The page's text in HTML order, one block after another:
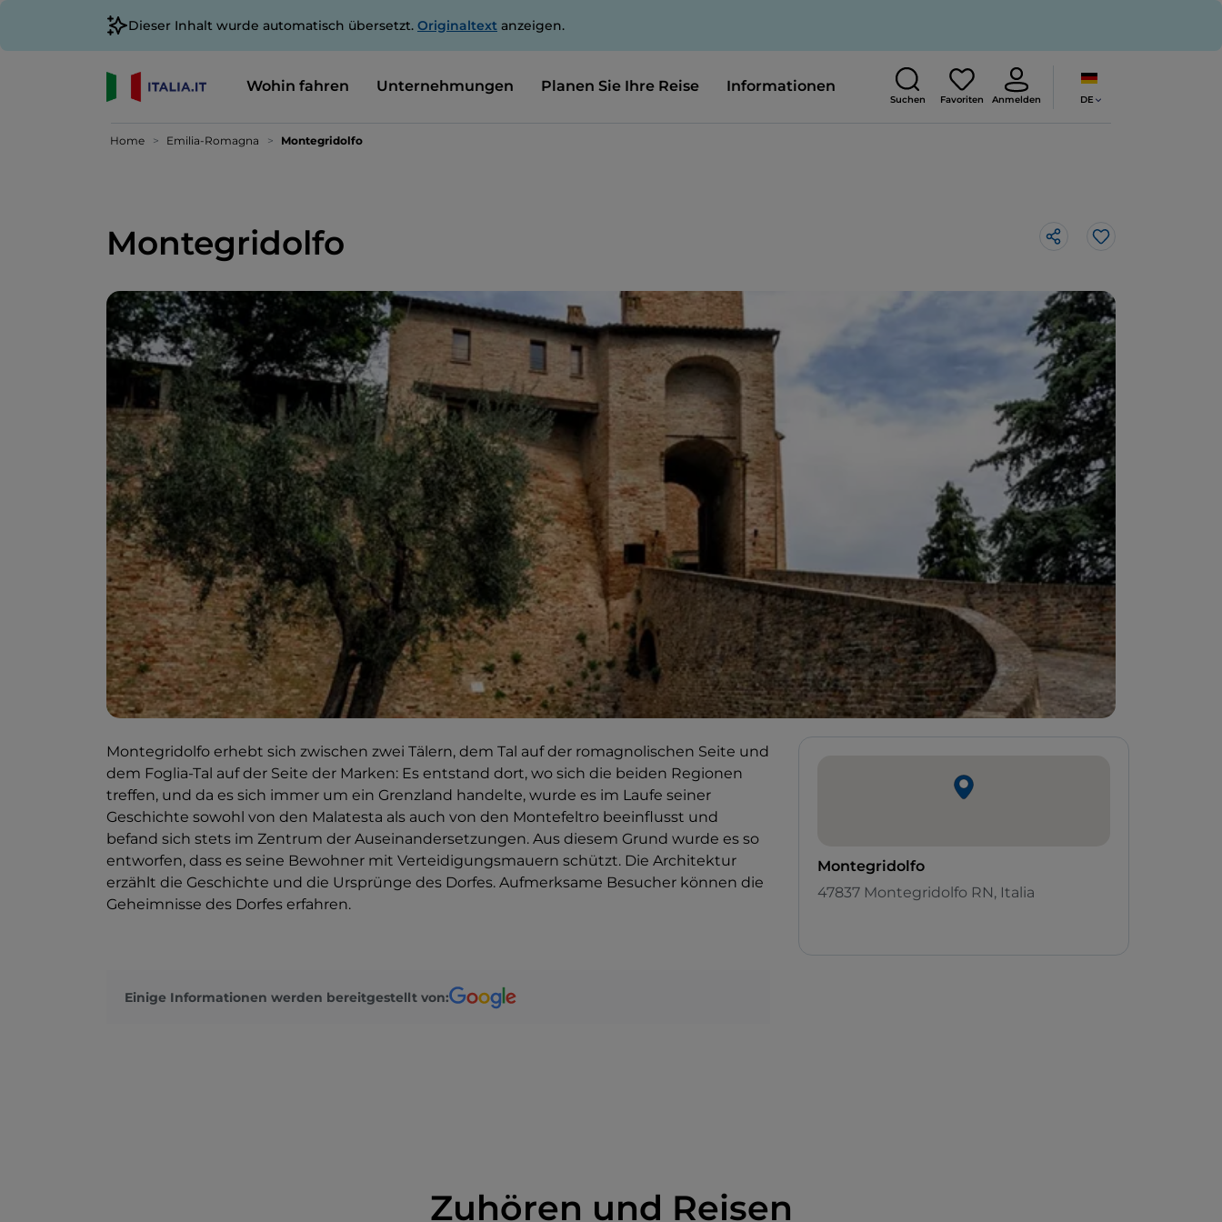
Dieser Inhalt wurde automatisch übersetzt. Originaltext anzeigen.
Wohin fahren Unternehmungen Planen Sie Ihre Reise Informationen
Suchen Favoriten Anmelden DE
Home Emilia-Romagna Montegridolfo
Montegridolfo Like
Montegridolfo erhebt sich zwischen zwei Tälern, dem Tal auf der romagnolischen Seite und
dem Foglia-Tal auf der Seite der Marken: Es entstand dort, wo sich die beiden Regionen
treffen, und da es sich immer um ein Grenzland handelte, wurde es im Laufe seiner
Geschichte sowohl von den Malatesta als auch von den Montefeltro beeinflusst und
befand sich stets im Zentrum der Auseinandersetzungen. Aus diesem Grund wurde es so
entworfen, dass es seine Bewohner mit Verteidigungsmauern schützt. Die Architektur
erzählt die Geschichte und die Ursprünge des Dorfes. Aufmerksame Besucher können die
Geheimnisse des Dorfes erfahren.
Einige Informationen werden bereitgestellt von:
Montegridolfo
47837 Montegridolfo RN, Italia
Zuhören und Reisen